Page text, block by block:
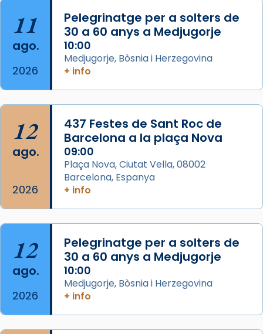
L’arquebisbe de Barcelona, el cardenal Joan
Josep Omella, ha presidit la missa i l’ha
concelebrat el bisbe auxiliar de Barcelona,
Mons. David Abadías.
📸 Dr. G. Simón
Foto
View on Facebook · Share
Arquebisbat de Barcelona
2 weeks ago
Memòria de les santes Juliana i
Acompanyant la història de sant Cugat, a
partir de l’Edat Mitjana sorgeix la tradició
que les santes Juliana (“relatiu a Júlia”) i
Semproniana (“relatiu a Semprònia =
eterna”) són deixebles seves. I l’any 1667, el
frare Joan Gaspar Roig, afirma en una obra
que les santes són filles de l’antiga Iluro.
Mataró en reivindicarà les relíq
11
ago.
2026
Pelegrinatge per a solters de
30 a 60 anys a Medjugorje
10:00
Medjugorje, Bòsnia i Herzegovina
+ info
12
ago.
2026
437 Festes de Sant Roc de
Barcelona a la plaça Nova
09:00
Plaça Nova, Ciutat Vella, 08002
Barcelona, Espanya
+ info
12
ago.
2026
Pelegrinatge per a solters de
30 a 60 anys a Medjugorje
10:00
Medjugorje, Bòsnia i Herzegovina
+ info